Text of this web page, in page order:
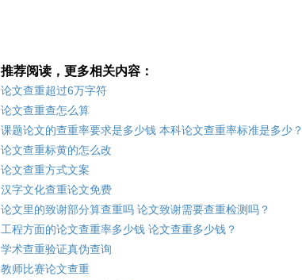
推荐阅读，更多相关内容：
论文查重超过6万字符
论文查重查怎么算
课题论文的查重率要求是多少钱 本科论文查重率标准是多少？
论文查重标黄的怎么改
论文查重方式文案
汉字文化查重论文免费
论文里的致谢部分算查重吗 论文致谢需要查重检测吗？
工程方面的论文查重率多少钱 论文查重多少钱？
学术查重验证真伪查询
教师比赛论文查重